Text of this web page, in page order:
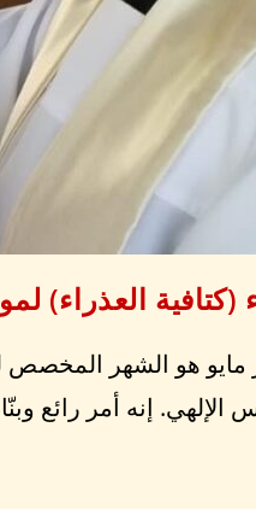
(كتافية العذراء)
مايو هو الشهر المخصص
الإلهي. إنه أمر رائع